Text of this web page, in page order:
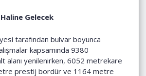
Gelecek
tarafından bulvar boyunca
kapsamında 9380
alanı yenilenirken, 6052 metrekare
prestij bordür ve 1164 metre